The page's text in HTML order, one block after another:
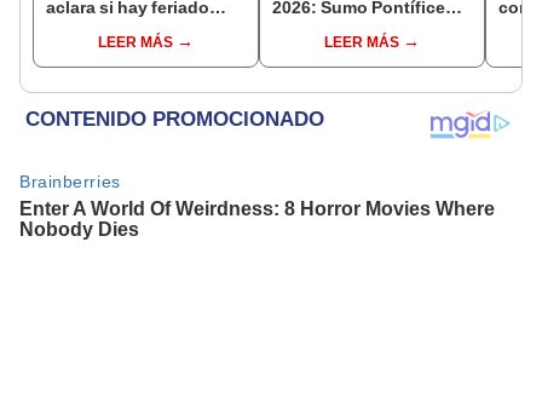
aclara si hay feriado
del 6 de agosto
LEER MÁS
2026: Sumo Pontífice
apostólica en cuatro
ciudades
LEER MÁS